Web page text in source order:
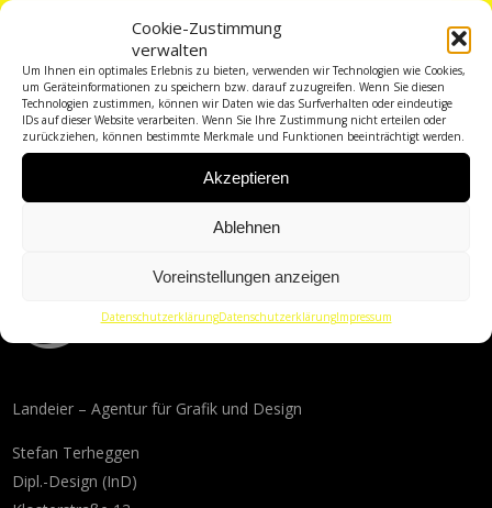
Cookie-Zustimmung
verwalten
Um Ihnen ein optimales Erlebnis zu bieten, verwenden wir Technologien wie Cookies,
um Geräteinformationen zu speichern bzw. darauf zuzugreifen. Wenn Sie diesen
Technologien zustimmen, können wir Daten wie das Surfverhalten oder eindeutige
IDs auf dieser Website verarbeiten. Wenn Sie Ihre Zustimmung nicht erteilen oder
zurückziehen, können bestimmte Merkmale und Funktionen beeinträchtigt werden.
Akzeptieren
Ablehnen
Voreinstellungen anzeigen
DatenschutzerklärungDatenschutzerklärungImpressum
Landeier – Agentur für Grafik und Design
Stefan Terheggen
Dipl.-Design (InD)